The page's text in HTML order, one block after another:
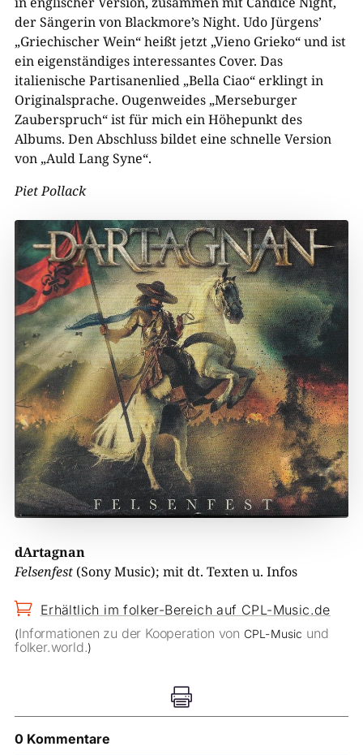
der Sängerin von Blackmore’s Night. Udo Jürgens’
„Griechischer Wein“ heißt jetzt „Vieno Grieko“ und ist
ein eigenständiges interessantes Cover. Das
italienische Partisanenlied „Bella Ciao“ erklingt in
Originalsprache. Ougenweides „Merseburger
Zauberspruch“ ist für mich ein Höhepunkt des
Albums. Den Abschluss bildet eine schnelle Version
von „Auld Lang Syne“.
Piet Pollack
dArtagnan
Felsenfest(Sony Music); mit dt. Texten u. Infos
 Erhältlich im folker-Bereich auf CPL-Music.de
(Informationen zu der Kooperation von CPL-Music und
folker.world.)

0 Kommentare